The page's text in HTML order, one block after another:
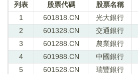
列表 股票代碼 股票名稱
1
601818.CN 光大銀行
2
601328.CN 交通銀行
3
601288.CN 農業銀行
4
601988.CN 中國銀行
5
601528.CN 瑞豐銀行